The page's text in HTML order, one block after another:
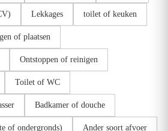
Lekkages toilet of keuken
of plaatsen
Ontstoppen of reinigen
Toilet of WC
Badkamer of douche
of ondergronds) Ander soort afvoer